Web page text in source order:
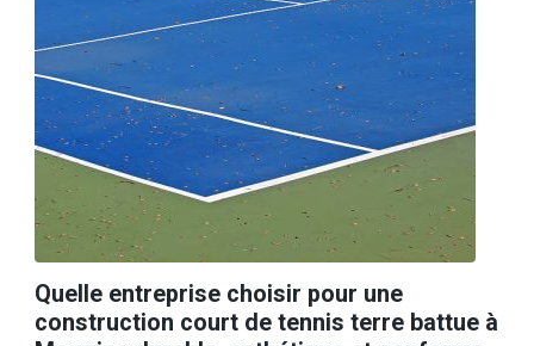
Quelle entreprise choisir pour une
construction court de tennis terre battue à